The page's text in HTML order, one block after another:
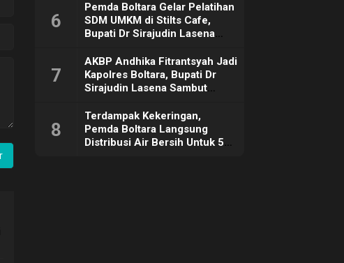
6
Pemda Boltara Gelar Pelatihan
SDM UMKM di Stilts Cafe,
Bupati Dr Sirajudin Lasena
Dorong Ekonomi Daerah
7
AKBP Andhika Fitrantsyah Jadi
Kapolres Boltara, Bupati Dr
Sirajudin Lasena Sambut
8
Terdampak Kekeringan,
Pemda Boltara Langsung
Distribusi Air Bersih Untuk 50